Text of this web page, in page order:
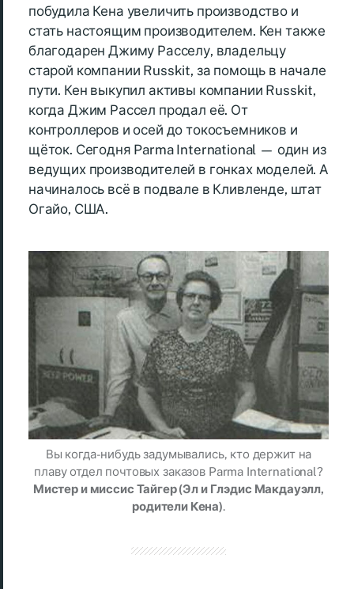
побудила Кена увеличить производство и
стать настоящим производителем. Кен также
благодарен Джиму Расселу, владельцу
старой компании Russkit, за помощь в начале
пути. Кен выкупил активы компании Russkit,
когда Джим Рассел продал её. От
контроллеров и осей до токосъемников и
щёток. Сегодня Parma International — один из
ведущих производителей в гонках моделей. А
начиналось всё в подвале в Кливленде, штат
Огайо, США.
Вы когда-нибудь задумывались, кто держит на
плаву отдел почтовых заказов Parma International?
Мистер и миссис Тайгер (Эл и Глэдис Макдауэлл,
родители Кена).